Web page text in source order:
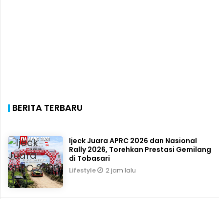
BERITA TERBARU
Ijeck Juara APRC 2026 dan Nasional
Rally 2026, Torehkan Prestasi Gemilang
di Tobasari
Lifestyle 2 jam lalu